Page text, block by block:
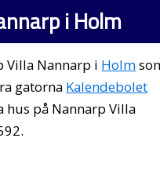
i Holm
Villa Nannarp i Holm
gatorna Kalendebolet
hus på Nannarp Villa